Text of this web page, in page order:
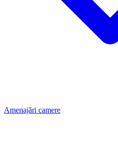
Amenajări camere